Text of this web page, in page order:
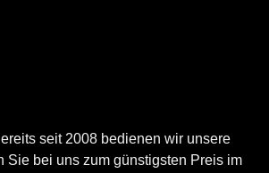
seit 2008 bedienen wir unsere
Sie bei uns zum günstigsten Preis im